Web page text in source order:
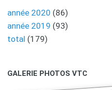
année 2020 (86)
année 2019 (93)
total (179)
GALERIE PHOTOS VTC